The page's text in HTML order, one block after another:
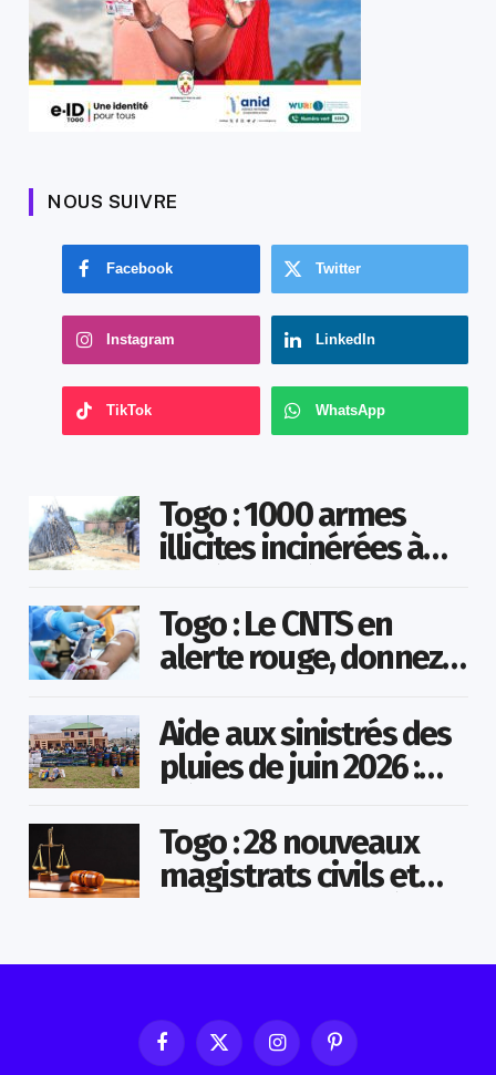
NOUS SUIVRE
Facebook Twitter
Instagram LinkedIn
TikTok WhatsApp
Togo : 1000 armes
illicites incinérées à
Togo : Le CNTS en
alerte rouge, donnez
sauver des vies !
Aide aux sinistrés des
pluies de juin 2026 :
des opérations à
Kotokoli-zongo
Togo : 28 nouveaux
magistrats civils et
Facebook
X
InstagramPinterest